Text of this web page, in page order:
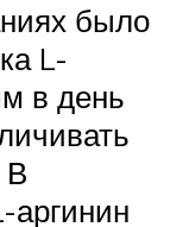
было
L-
в день
В
аргинин